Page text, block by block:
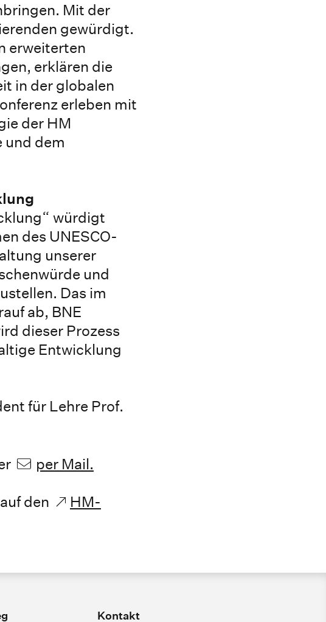
Mit der
gewürdigt.
erweiterten
erklären die
in der globalen
erleben mit
der HM
und dem
würdigt
des UNESCO-
unserer
und
Das im
ab, BNE
dieser Prozess
Entwicklung
für Lehre Prof.
per Mail.
den
HM-
Kontakt